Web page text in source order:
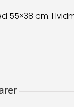
55×38 cm.